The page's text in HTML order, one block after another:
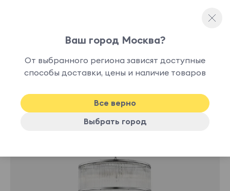
наличии
Ваш город Москва?
От выбранного региона зависят доступные
способы доставки, цены и наличие товаров
Все верно
Выбрать город